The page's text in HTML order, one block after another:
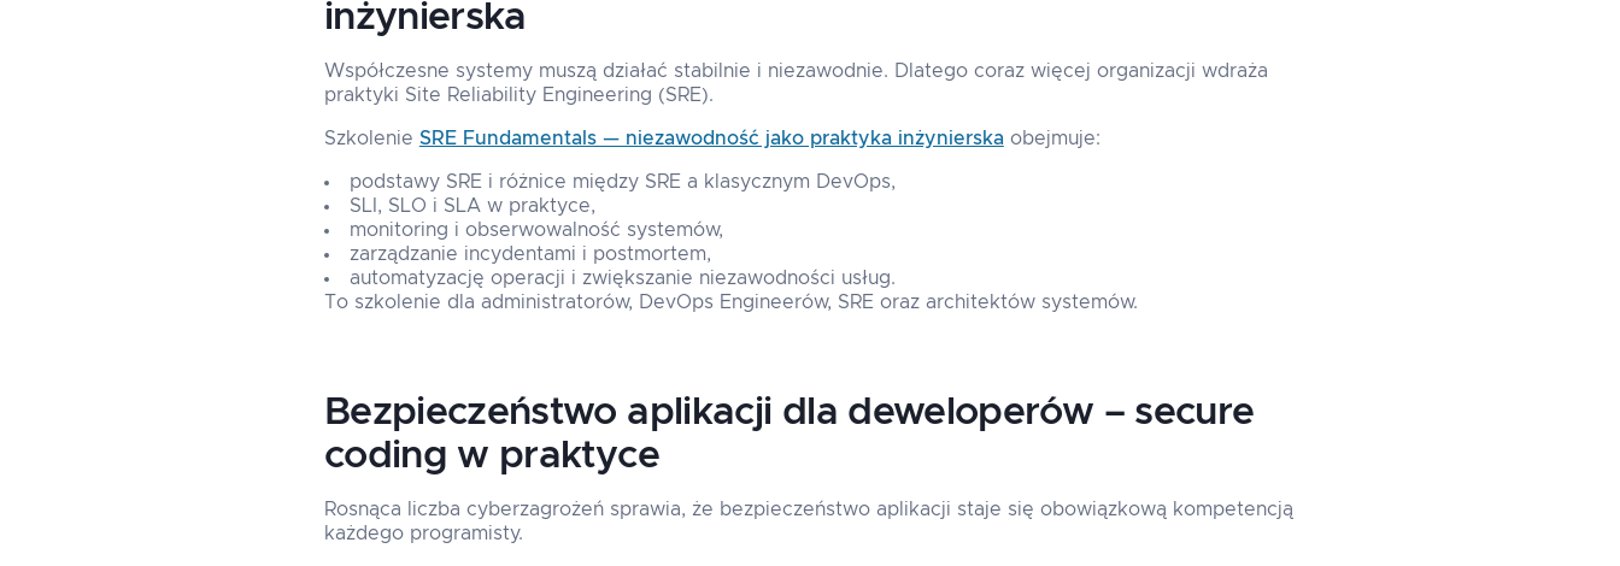
inżynierska
Współczesne systemy muszą działać stabilnie i niezawodnie. Dlatego coraz więcej organizacji wdraża
praktyki Site Reliability Engineering (SRE).
Szkolenie SRE Fundamentals — niezawodność jako praktyka inżynierska obejmuje:
podstawy SRE i różnice między SRE a klasycznym DevOps,
SLI, SLO i SLA w praktyce,
monitoring i obserwowalność systemów,
zarządzanie incydentami i postmortem,
automatyzację operacji i zwiększanie niezawodności usług.
To szkolenie dla administratorów, DevOps Engineerów, SRE oraz architektów systemów.
Bezpieczeństwo aplikacji dla deweloperów – secure
coding w praktyce
Rosnąca liczba cyberzagrożeń sprawia, że bezpieczeństwo aplikacji staje się obowiązkową kompetencją
każdego programisty.